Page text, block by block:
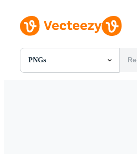
PNGs
Toutes Images